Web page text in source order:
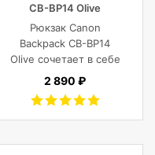
CB-BP14 Olive
Рюкзак Canon
Backpack CB-BP14
Olive сочетает в себе
винтажный стиль,
современный
комфорт, и защиту
2 890 ₽